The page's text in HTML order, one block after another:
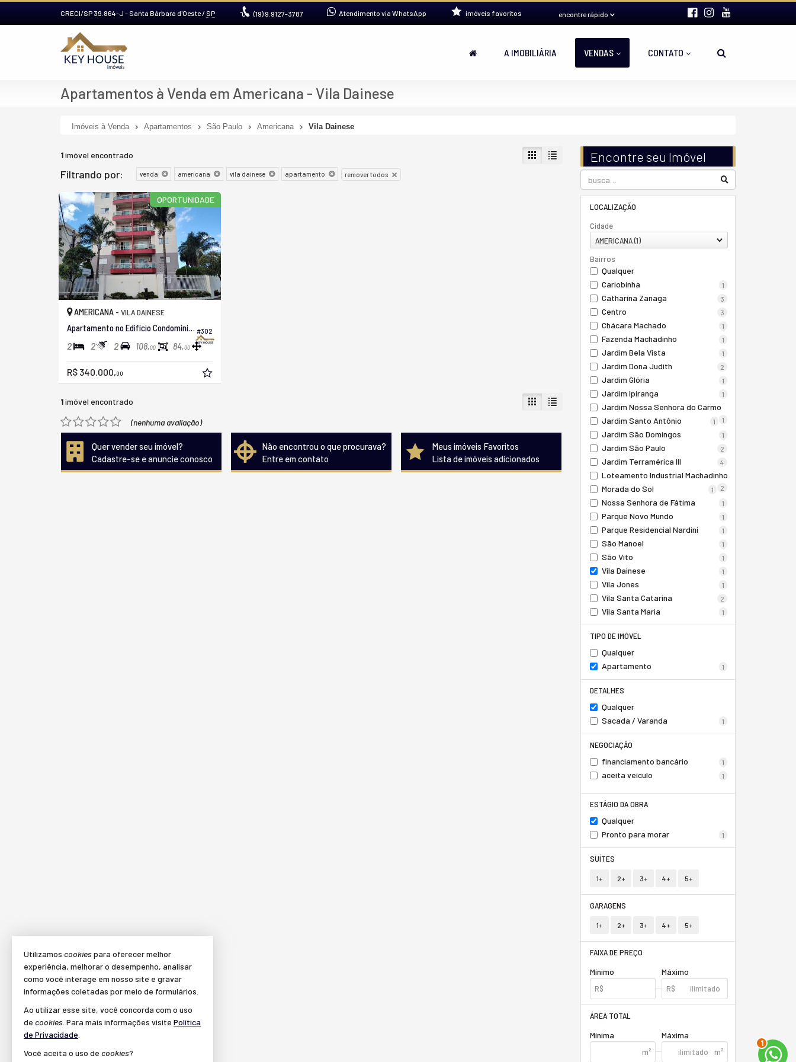
CRECI/SP 39.864-J - Santa Bárbara d'Oeste / SP (19)9.9127-3787 Atendimento via WhatsApp encontre rápido
imóveis favoritos
A IMOBILIÁRIA VENDAS CONTATO
Apartamentos à Venda em Americana - Vila Dainese
Imóveis à Venda Apartamentos São Paulo Americana Vila Dainese
Encontre seu Imóvel
LOCALIZAÇÃO
Cidade
AMERICANA (1)
Bairros
Qualquer
Cariobinha
1
Catharina Zanaga 3
Centro 3
Chácara Machado 1
Fazenda Machadinho 1
Jardim Bela Vista 1
Jardim Dona Judith 2
Jardim Glória 1
Jardim Ipiranga 1
Jardim Nossa Senhora do Carmo
1
Jardim Santo Antônio 1
Jardim São Domingos 1
Jardim São Paulo 2
Jardim Terramérica III 4
Loteamento Industrial Machadinho
2
Morada do Sol 1
Nossa Senhora de Fátima 1
Parque Novo Mundo 1
Parque Residencial Nardini 1
São Manoel 1
São Vito 1
Vila Dainese 1
Vila Jones 1
Vila Santa Catarina 2
Vila Santa Maria 1
TIPO DE IMÓVEL
Qualquer
Apartamento
1
DETALHES
Qualquer
Sacada / Varanda
1
NEGOCIAÇÃO
financiamento bancário
1
aceita veículo 1
ESTÁGIO DA OBRA
Qualquer
Pronto para morar
1
SUÍTES
1+ 2+ 3+ 4+ 5+
GARAGENS
1+ 2+ 3+ 4+ 5+
FAIXA DE PREÇO
Mínimo
Máximo
ÁREA TOTAL
Mínima
Máxima
1imóvel encontrado
Filtrando por: venda americana vila dainese apartamento remover todos
OPORTUNIDADE
#302
AMERICANA - VILA DAINESE
Apartamento no Edifício Condomínio Itália
2 2 2 108,00 84,00
R$ 340.000,00
1imóvel encontrado
(nenhuma avaliação)
Quer vender seu imóvel?
Cadastre-se e anuncie conosco
Não encontrou o que procurava?
Entre em contato
Meus imóveis Favoritos
Lista de imóveis adicionados
2
Utilizamos cookiespara oferecer melhor
experiência, melhorar o desempenho, analisar
como você interage em nosso site e gravar
informações coletadas por meio de formulários.
Ao utilizar esse site, você concorda com o uso
de cookies . Para mais informações visite Política
de Privacidade
Você aceita o uso de cookies?